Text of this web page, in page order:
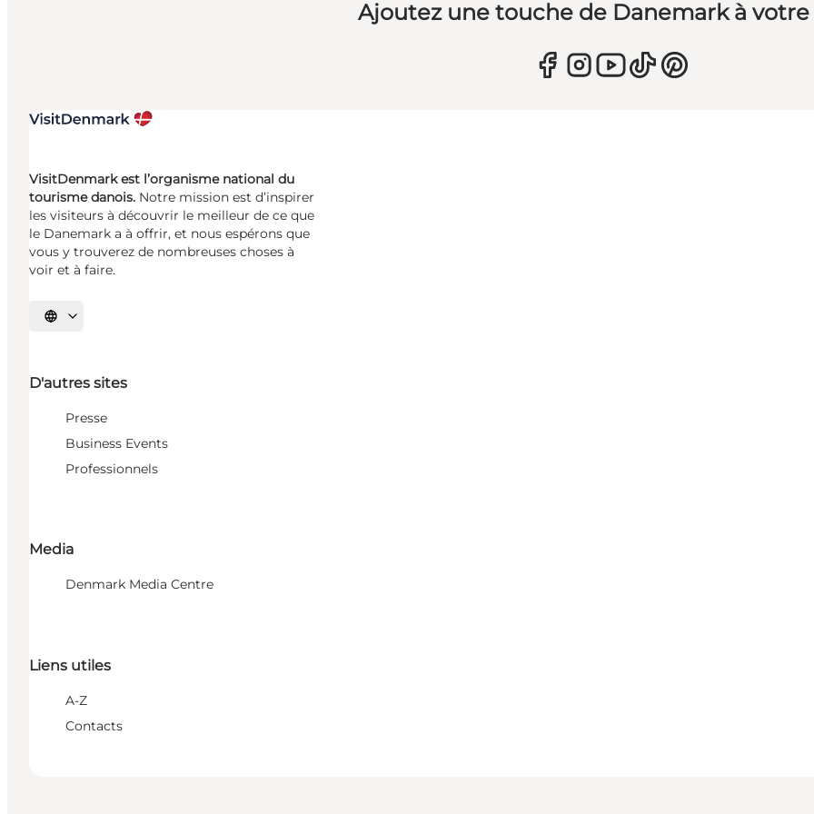
Ajoutez une touche de Danemark à
VisitDenmark est l’organisme national du
tourisme danois. Notre mission est d’inspirer
les visiteurs à découvrir le meilleur de ce que
le Danemark a à offrir, et nous espérons que
vous y trouverez de nombreuses choses à
voir et à faire.
Choisissez la langue
D'autres sites
Presse
Business Events
Professionnels
Media
Denmark Media Centre
Liens utiles
A-Z
Contacts